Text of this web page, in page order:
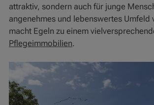
attraktiv, sondern auch für junge
angenehmes und lebenswertes Umfeld
macht Egeln zu einem
Pflegeimmobilien.